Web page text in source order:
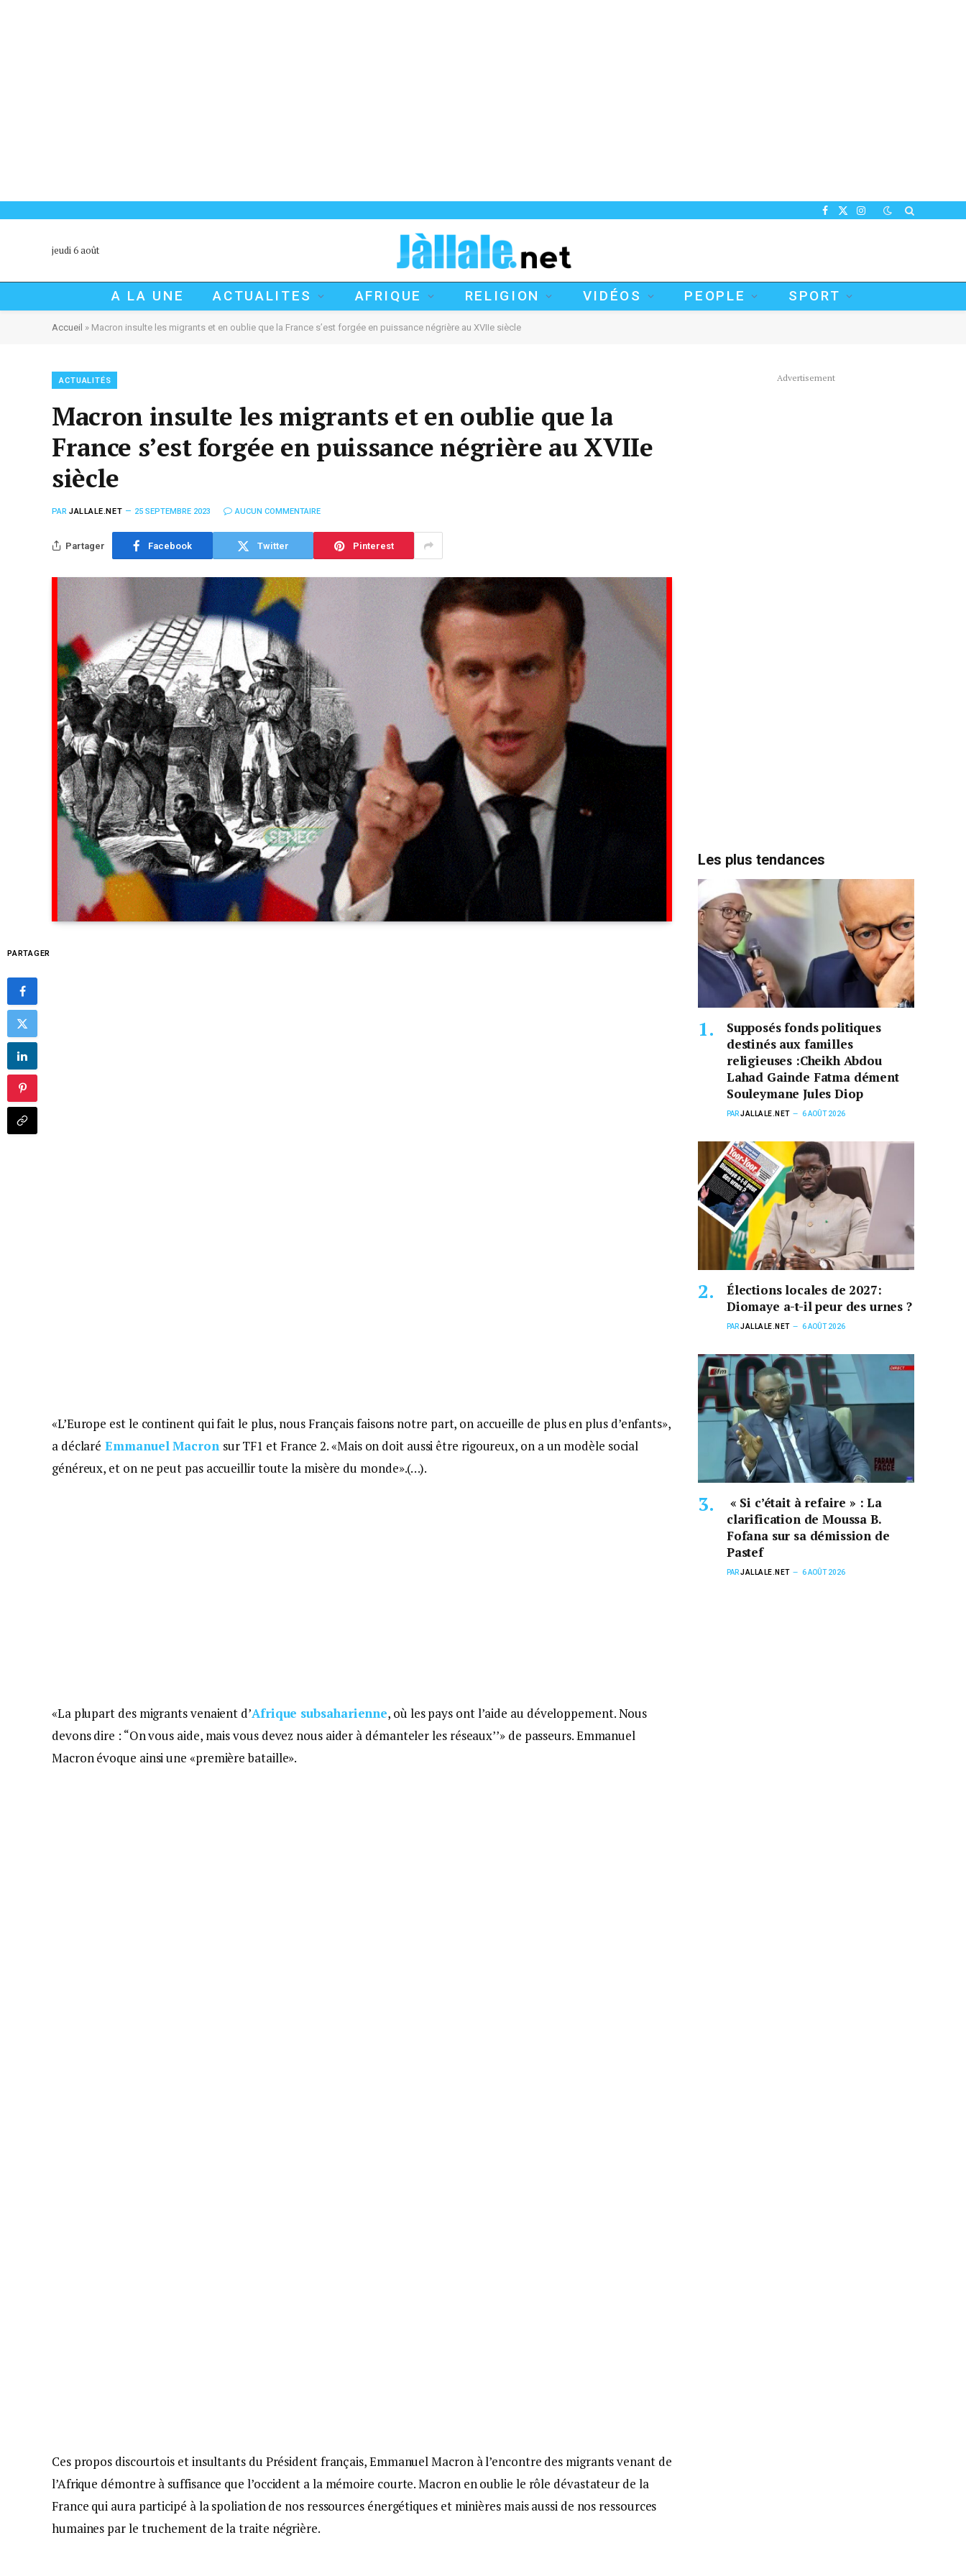
Facebook
X
Instagram
jeudi 6 août
A LA UNE ACTUALITES AFRIQUE RELIGION VIDÉOS PEOPLE SPORT
Accueil » Macron insulte les migrants et en oublie que la France s’est forgée en puissance négrière au XVIIe siècle
ACTUALITÉS
Macron insulte les migrants et en oublie que la
France s’est forgée en puissance négrière au XVIIe
siècle
PAR JALLALE.NET 25 SEPTEMBRE 2023 AUCUN COMMENTAIRE
Partager Facebook Twitter Pinterest
PARTAGER
«L’Europe est le continent qui fait le plus, nous Français faisons notre part, on accueille de plus en plus d’enfants»,
a déclaré Emmanuel Macron sur TF1 et France 2. «Mais on doit aussi être rigoureux, on a un modèle social
généreux, et on ne peut pas accueillir toute la misère du monde».(…).
«La plupart des migrants venaient d’Afrique subsaharienne, où les pays ont l’aide au développement. Nous
devons dire : “On vous aide, mais vous devez nous aider à démanteler les réseaux’’» de passeurs. Emmanuel
Macron évoque ainsi une «première bataille».
Ces propos discourtois et insultants du Président français, Emmanuel Macron à l’encontre des migrants venant de
l’Afrique démontre à suffisance que l’occident a la mémoire courte. Macron en oublie le rôle dévastateur de la
France qui aura participé à la spoliation de nos ressources énergétiques et minières mais aussi de nos ressources
humaines par le truchement de la traite négrière.
Advertisement
Les plus tendances
Supposés fonds politiques
destinés aux familles
religieuses :Cheikh Abdou
Lahad Gainde Fatma dément
Souleymane Jules Diop
PARJALLALE.NET 6 AOÛT 2026
Élections locales de 2027:
Diomaye a-t-il peur des urnes ?
PARJALLALE.NET 6 AOÛT 2026
« Si c’était à refaire » : La
clarification de Moussa B.
Fofana sur sa démission de
Pastef
PARJALLALE.NET 6 AOÛT 2026